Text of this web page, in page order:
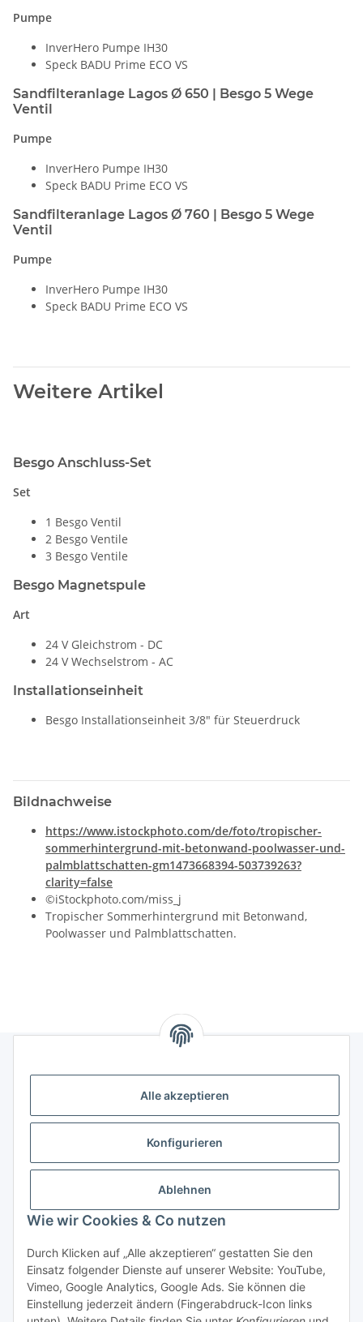
Alle akzeptieren
Konfigurieren
Ablehnen
Wie wir Cookies & Co nutzen
Durch Klicken auf „Alle akzeptieren“ gestatten Sie den
Einsatz folgender Dienste auf unserer Website: YouTube,
Vimeo, Google Analytics, Google Ads. Sie können die
Einstellung jederzeit ändern (Fingerabdruck-Icon links
Pumpe
InverHero Pumpe IH30
Speck BADU Prime ECO VS
Sandfilteranlage Lagos Ø 650 | Besgo 5 Wege
Ventil
Pumpe
InverHero Pumpe IH30
Speck BADU Prime ECO VS
Sandfilteranlage Lagos Ø 760 | Besgo 5 Wege
Ventil
Pumpe
InverHero Pumpe IH30
Speck BADU Prime ECO VS
Weitere Artikel
Besgo Anschluss-Set
Set
1 Besgo Ventil
2 Besgo Ventile
3 Besgo Ventile
Besgo Magnetspule
Art
24 V Gleichstrom - DC
24 V Wechselstrom - AC
Installationseinheit
Besgo Installationseinheit 3/8" für Steuerdruck
Bildnachweise
https://www.istockphoto.com/de/foto/tropischer-
sommerhintergrund-mit-betonwand-poolwasser-und-
palmblattschatten-gm1473668394-503739263?
clarity=false
©iStockphoto.com/miss_j
Tropischer Sommerhintergrund mit Betonwand,
Poolwasser und Palmblattschatten.
Vertrag widerrufen